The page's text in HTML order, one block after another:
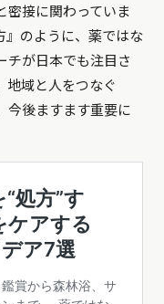
密接に関わっていま
』のように、薬ではな
チが日本でも注目さ
地域と人をつなぐ
今後ますます重要に